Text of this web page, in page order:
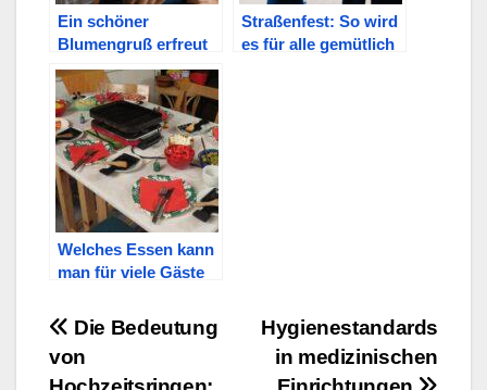
Ein schöner
Blumengruß erfreut
die Mama
Straßenfest: So wird
es für alle gemütlich
Welches Essen kann
man für viele Gäste
Beitragsnavigation
Hygienestandards
in medizinischen
Die Bedeutung
von